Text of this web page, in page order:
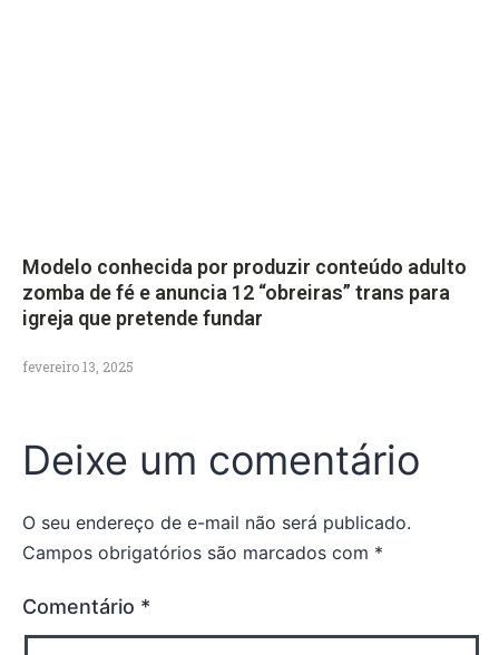
Modelo conhecida por produzir conteúdo adulto
zomba de fé e anuncia 12 “obreiras” trans para
igreja que pretende fundar
fevereiro 13, 2025
Deixe um comentário
O seu endereço de e-mail não será publicado.
Campos obrigatórios são marcados com *
Comentário *